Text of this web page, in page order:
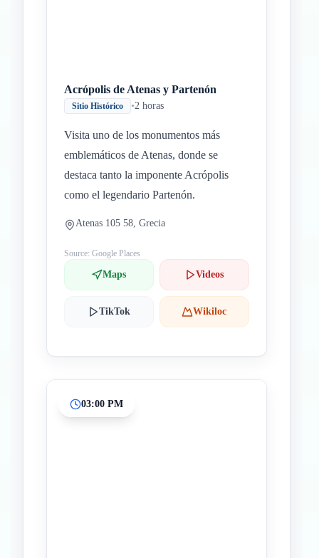
Acrópolis de Atenas y Partenón
Sitio Histórico •2 horas
Visita uno de los monumentos más
emblemáticos de Atenas, donde se
destaca tanto la imponente Acrópolis
como el legendario Partenón.
Atenas 105 58, Grecia
Source: Google Places
Maps Videos
TikTok Wikiloc
03:00 PM